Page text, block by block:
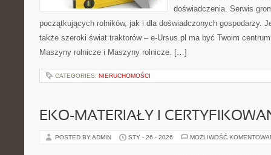
doświadczenia. Serwis
początkujących rolników, jak i dla doświadczonych gospodarzy.
także szeroki świat traktorów – e-Ursus.pl ma być Twoim
Maszyny rolnicze i Maszyny rolnicze. […]
CATEGORIES: NIERUCHOMOŚCI
EKO-MATERIAŁY I
POSTED BY ADMIN STY - 26 - 2026 MOŻLIWOŚĆ